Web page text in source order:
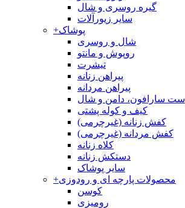
گیره روسری و شال
سایر زیورآلات
+پوشاک
شال و روسری
روپوش و مانتو
تیشرت
پیراهن زنانه
پیراهن مردانه
ست سارافون، دامن و شال
کیف و کوله پشتی
کفش زنانه (غیرچرمی)
کفش مردانه (غیرچرمی)
کلاه زنانه
دستکش زنانه
سایر پوشاک
+محصولات پارچه ای و رودوزی
کوسن
رومیزی